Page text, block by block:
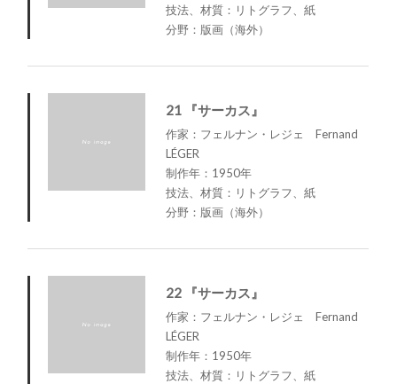
技法、材質：リトグラフ、紙
分野：版画（海外）
21 『サーカス』
作家：フェルナン・レジェ Fernand
LÉGER
制作年：1950年
技法、材質：リトグラフ、紙
分野：版画（海外）
22 『サーカス』
作家：フェルナン・レジェ Fernand
LÉGER
制作年：1950年
技法、材質：リトグラフ、紙